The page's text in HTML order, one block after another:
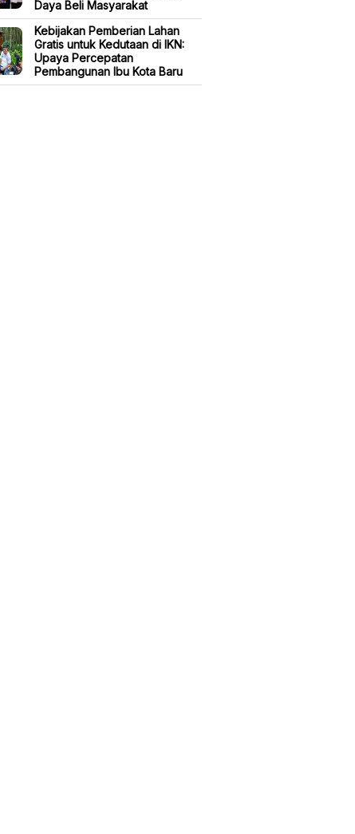
Daya Beli Masyarakat
Kebijakan Pemberian Lahan
Gratis untuk Kedutaan di IKN:
Upaya Percepatan
Pembangunan Ibu Kota Baru